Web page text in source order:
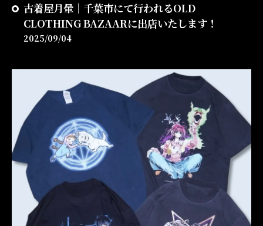
古着屋月暈｜千葉市にて行われるOLD
CLOTHING BAZAARに出店いたします！
2025/09/04